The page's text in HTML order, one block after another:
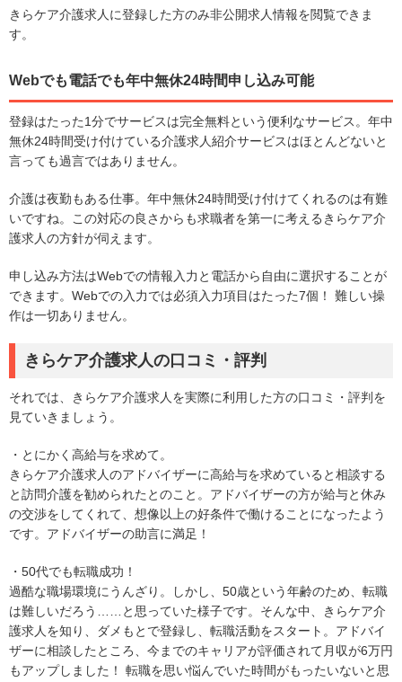
きらケア介護求人に登録した方のみ非公開求人情報を閲覧できま
す。
Webでも電話でも年中無休24時間申し込み可能
登録はたった1分でサービスは完全無料という便利なサービス。年中
無休24時間受け付けている介護求人紹介サービスはほとんどないと
言っても過言ではありません。
介護は夜勤もある仕事。年中無休24時間受け付けてくれるのは有難
いですね。この対応の良さからも求職者を第一に考えるきらケア介
護求人の方針が伺えます。
申し込み方法はWebでの情報入力と電話から自由に選択することが
できます。Webでの入力では必須入力項目はたった7個！ 難しい操
作は一切ありません。
きらケア介護求人の口コミ・評判
それでは、きらケア介護求人を実際に利用した方の口コミ・評判を
見ていきましょう。
・とにかく高給与を求めて。
きらケア介護求人のアドバイザーに高給与を求めていると相談する
と訪問介護を勧められたとのこと。アドバイザーの方が給与と休み
の交渉をしてくれて、想像以上の好条件で働けることになったよう
です。アドバイザーの助言に満足！
・50代でも転職成功！
過酷な職場環境にうんざり。しかし、50歳という年齢のため、転職
は難しいだろう……と思っていた様子です。そんな中、きらケア介
護求人を知り、ダメもとで登録し、転職活動をスタート。アドバイ
ザーに相談したところ、今までのキャリアが評価されて月収が6万円
もアップしました！ 転職を思い悩んでいた時間がもったいないと思